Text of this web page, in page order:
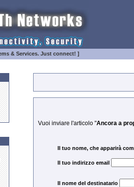
& Services. Just connect! ]
Vuoi inviare l'articolo "Ancora a
Il tuo nome, che apparirà
Il tuo indirizzo email
Il nome del destinatario